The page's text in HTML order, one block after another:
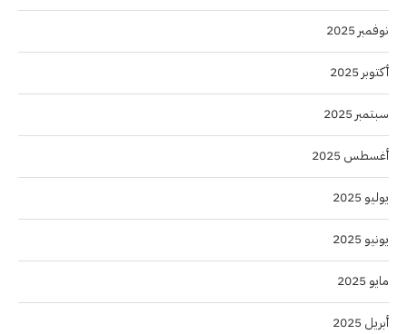
نوفمبر 2025
أكتوبر 2025
سبتمبر 2025
أغسطس 2025
يوليو 2025
يونيو 2025
مايو 2025
أبريل 2025